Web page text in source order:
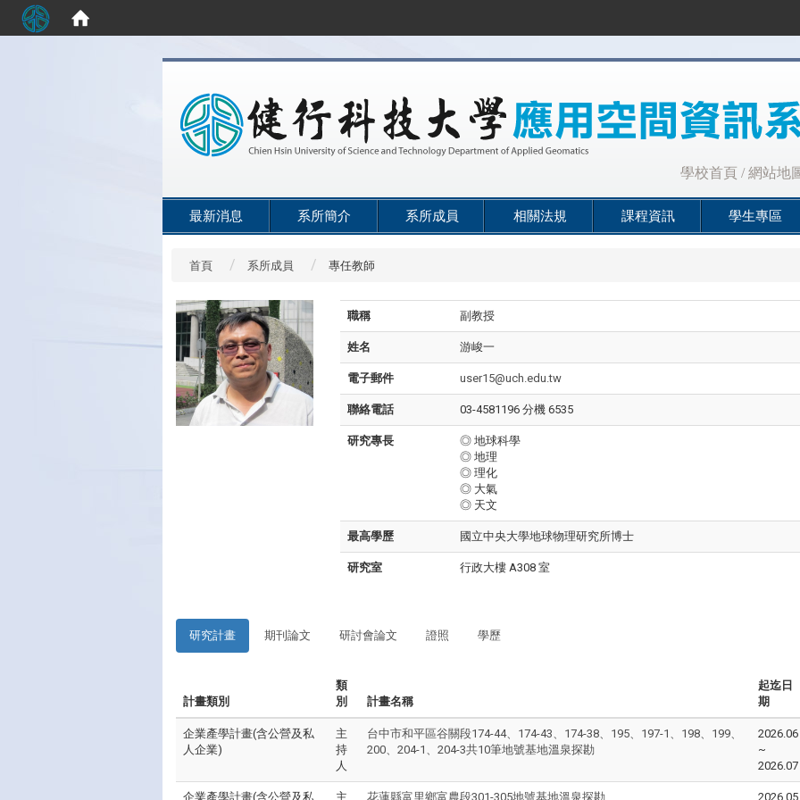
學校首頁 /網站地
最新消息 系所簡介 系所成員 相關法規 課程資訊 學生專區
首頁 系所成員 專任教師
職稱 副教授
姓名 游峻一
電子郵件 user15@uch.edu.tw
聯絡電話 03-4581196 分機 6535
研究專長
◎ 地球科學
◎ 地理
◎ 理化
◎ 大氣
◎ 天文
最高學歷 國立中央大學地球物理研究所博士
研究室 行政大樓 A308 室
研究計畫 期刊論文 研討會論文 證照 學歷
計畫類別
類
別
計畫名稱
起迄日
期
企業產學計畫(含公營及私
人企業)
主
持
人
台中市和平區谷關段174-44、174-43、174-38、195、197-1、198、199、
200、204-1、204-3共10筆地號基地溫泉探勘
2026.06
~
2026.07
企業產學計畫(含公營及私 主 花蓮縣富里鄉富農段301-305地號基地溫泉探勘 2026.05